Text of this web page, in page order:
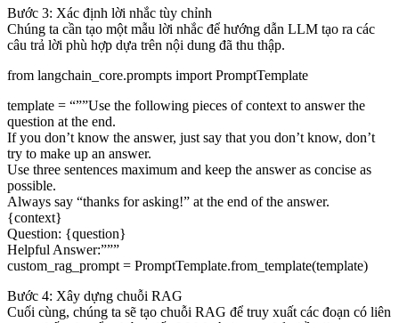
Bước 3: Xác định lời nhắc tùy chỉnh
Chúng ta cần tạo một mẫu lời nhắc để hướng dẫn LLM tạo ra các
câu trả lời phù hợp dựa trên nội dung đã thu thập.
from langchain_core.prompts import PromptTemplate
template = “””Use the following pieces of context to answer the
question at the end.
If you don’t know the answer, just say that you don’t know, don’t
try to make up an answer.
Use three sentences maximum and keep the answer as concise as
possible.
Always say “thanks for asking!” at the end of the answer.
{context}
Question: {question}
Helpful Answer:”””
custom_rag_prompt = PromptTemplate.from_template(template)
Bước 4: Xây dựng chuỗi RAG
Cuối cùng, chúng ta sẽ tạo chuỗi RAG để truy xuất các đoạn có liên